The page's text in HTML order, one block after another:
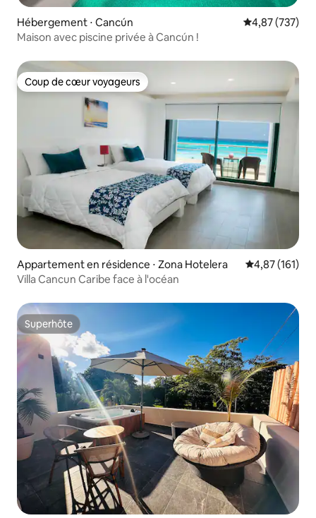
Hébergement ⋅ Cancún Évaluation
4,87 (737)
Maison avec piscine privée à Cancún !
Coup de cœur voyageurs
Coup de cœur voyageurs
Appartement en résidence ⋅ Zona Hotelera Évaluation
4,87 (161)
Villa Cancun Caribe face à l'océan
Superhôte
Superhôte